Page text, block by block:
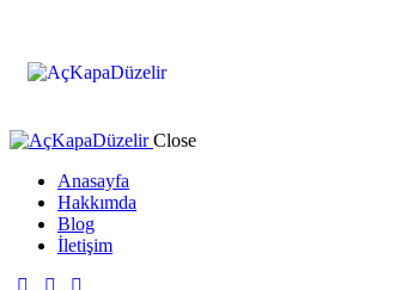
Close
Anasayfa
Hakkımda
Blog
İletişim